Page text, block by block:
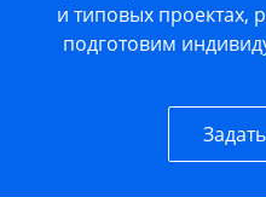
и типовых проектах,
подготовим